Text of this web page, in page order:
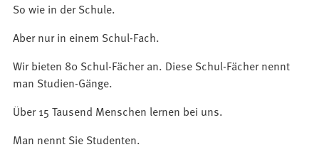
So wie in der Schule.
Aber nur in einem Schul-Fach.
Wir bieten 80 Schul-Fächer an. Diese Schul-Fächer nennt
man Studien-Gänge.
Über 15 Tausend Menschen lernen bei uns.
Man nennt Sie Studenten.